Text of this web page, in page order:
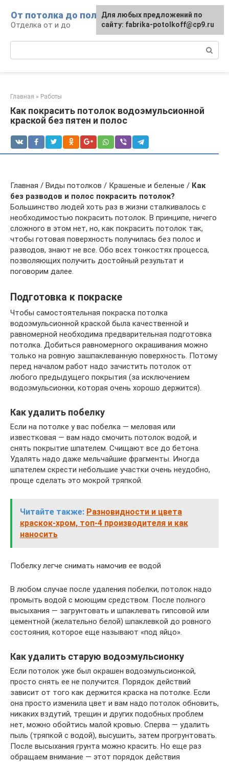
контенту
От потолка до пола
Отделка от и до
Главная » Работы
Как покрасить потолок водоэмульсионной
краской без пятен и полос
Главная / Виды потолков / Крашеные и беленые / Как
без разводов и полос покрасить потолок?
Большинство людей хоть раз в жизни сталкивалось с
необходимостью покрасить потолок. В принципе, ничего
сложного в этом нет, но, как покрасить потолок так,
чтобы готовая поверхность получилась без полос и
разводов, знают не все. Обо всех тонкостях процесса,
позволяющих получить достойный результат и
поговорим далее.
Подготовка к покраске
Чтобы самостоятельная покраска потолка
водоэмульсионной краской была качественной и
равномерной необходима предварительная подготовка
потолка. Добиться равномерного окрашивания можно
только на ровную зашпаклеванную поверхность. Потому
перед началом работ надо зачистить потолок от
любого предыдущего покрытия (за исключением
водоэмульсионки, которая очень хорошо держится).
Как удалить побелку
Если на потолке у вас побелка — меловая или
известковая — вам надо смочить потолок водой, и
снять покрытие шпателем. Счищают все до бетона.
Удалять надо даже мельчайшие фрагменты. Иногда
шпателем скрести небольшие участки очень неудобно,
проще сделать это мокрой тряпкой.
Читайте также: Разновидности и цвета
краскок-хром, топ-4 производителя и как
наносить
Побелку легче снимать намочив ее водой
В любом случае после удаления побелки, потолок надо
промыть водой с моющим средством. После полного
высыхания — загрунтовать и шпаклевать гипсовой или
цементной (желательно белой) шпаклевкой до ровного
состояния, которое еще называют «под яйцо».
Как удалить старую водоэмульсионку
Если потолок уже был окрашен водоэмульсионкой,
просто снять ее не получится. Порядок действий
зависит от того как держится краска на потолке. Если
она просто изменила цвет и вам надо потолок обновить,
никаких вздутий, трещин и других подобных проблем
нет, можно обойтись малой кровью. Сперва — удалить
пыль (тряпкой с водой), высушить, затем прогрунтовать.
После высыхания грунта можно красить. Но еще раз
обращаем внимание — этот порядок действия
Для любых предложений по
сайту: fabrika-potolkoff@cp9.ru